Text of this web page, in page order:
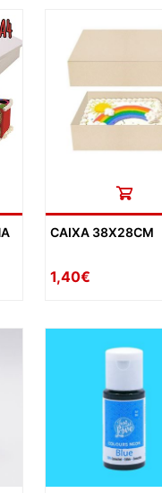
CAIXA 38X28CM
1,40€